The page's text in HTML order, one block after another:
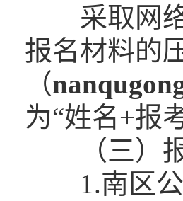
采取网络
报名材料的
（
为“姓名+报
（三）报
1.南区公